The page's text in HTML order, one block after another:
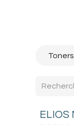
Toners
ELIOS